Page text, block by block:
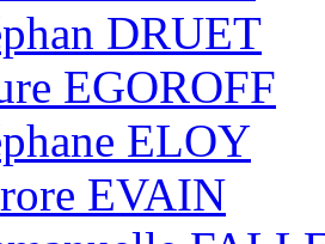
DRUET
EGOROFF
ELOY
EVAIN